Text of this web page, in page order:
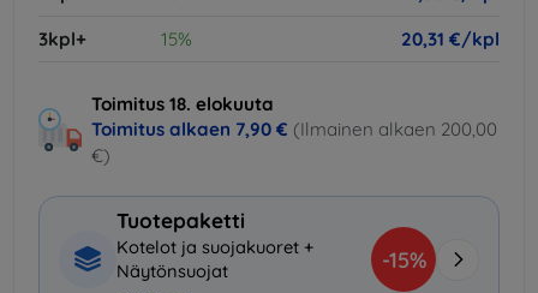
3kpl+
15% 20,31 €/kpl
Toimitus 18. elokuuta
Toimitus alkaen 7,90 € (Ilmainen alkaen 200,00
€)
Tuotepaketti
Kotelot ja suojakuoret +
Näytönsuojat
-15%